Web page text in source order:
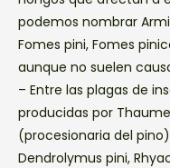
podemos nombrar
Fomes pini, Fomes
aunque no suelen
– Entre las plagas de
producidas por
(procesionaria del
Dendrolymus pini,